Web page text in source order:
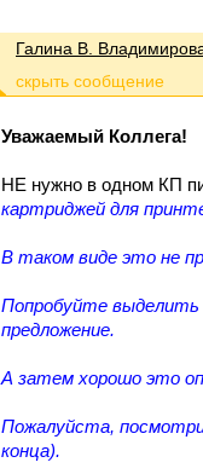
Галина В.
Уважаемый Коллега!
НЕ нужно в одном КП
картриджей для
В таком виде это не
Попробуйте выделить
предложение.
А затем хорошо это
Пожалуйста,
конца).